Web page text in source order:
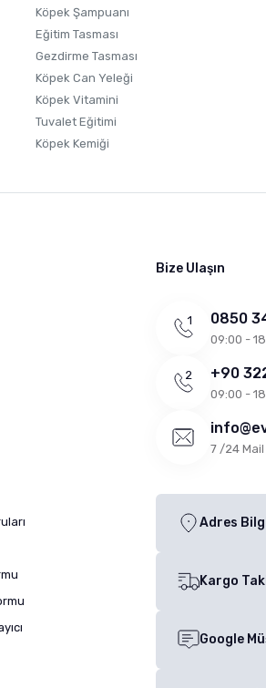
Gönder
Köpek Şampuanı
Eğitim Tasması
Gezdirme Tasması
Köpek Can Yeleği
Köpek Vitamini
Tuvalet Eğitimi
Köpek Kemiği
Bize Ulaşın
0850
09:00 -
+90
09:00 -
7 /24
Adres
Kargo
Google